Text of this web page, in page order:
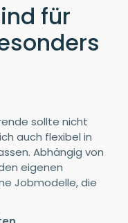
für
sollte nicht
auch flexibel in
Abhängig von
eigenen
Jobmodelle, die